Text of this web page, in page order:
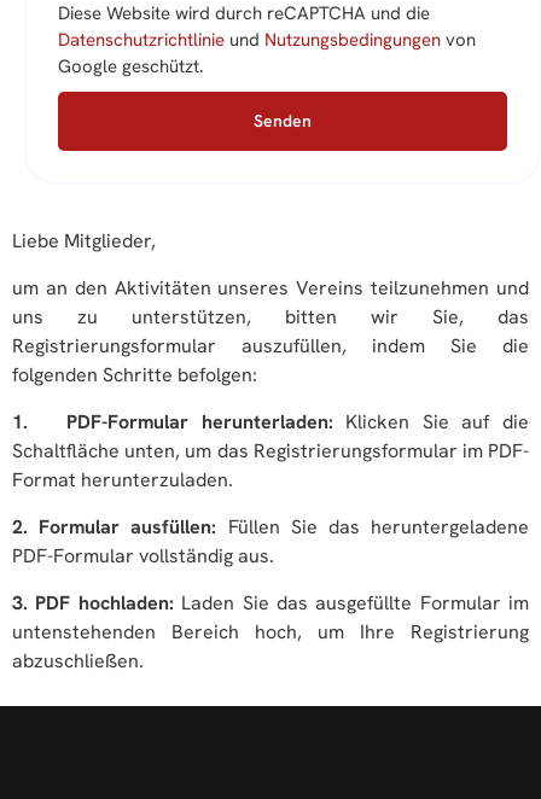
Diese Website wird durch reCAPTCHA und die
Datenschutzrichtlinie und Nutzungsbedingungen von
Google geschützt.
Senden
Liebe Mitglieder,
um an den Aktivitäten unseres Vereins teilzunehmen und
uns zu unterstützen, bitten wir Sie, das
Registrierungsformular auszufüllen, indem Sie die
folgenden Schritte befolgen:
1. PDF-Formular herunterladen: Klicken Sie auf die
Schaltfläche unten, um das Registrierungsformular im PDF-
Format herunterzuladen.
2. Formular ausfüllen: Füllen Sie das heruntergeladene
PDF-Formular vollständig aus.
3. PDF hochladen: Laden Sie das ausgefüllte Formular im
untenstehenden Bereich hoch, um Ihre Registrierung
abzuschließen.